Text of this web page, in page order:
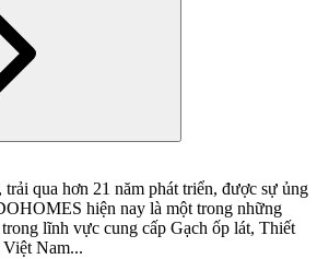
qua hơn 21 năm phát triển, được sự ủng
hiện nay là một trong những
lĩnh vực cung cấp Gạch ốp lát, Thiết
Nam...